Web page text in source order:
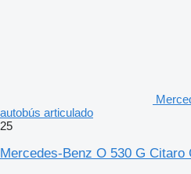
autobús articulado
25
Mercedes-Benz O 530 G Citaro